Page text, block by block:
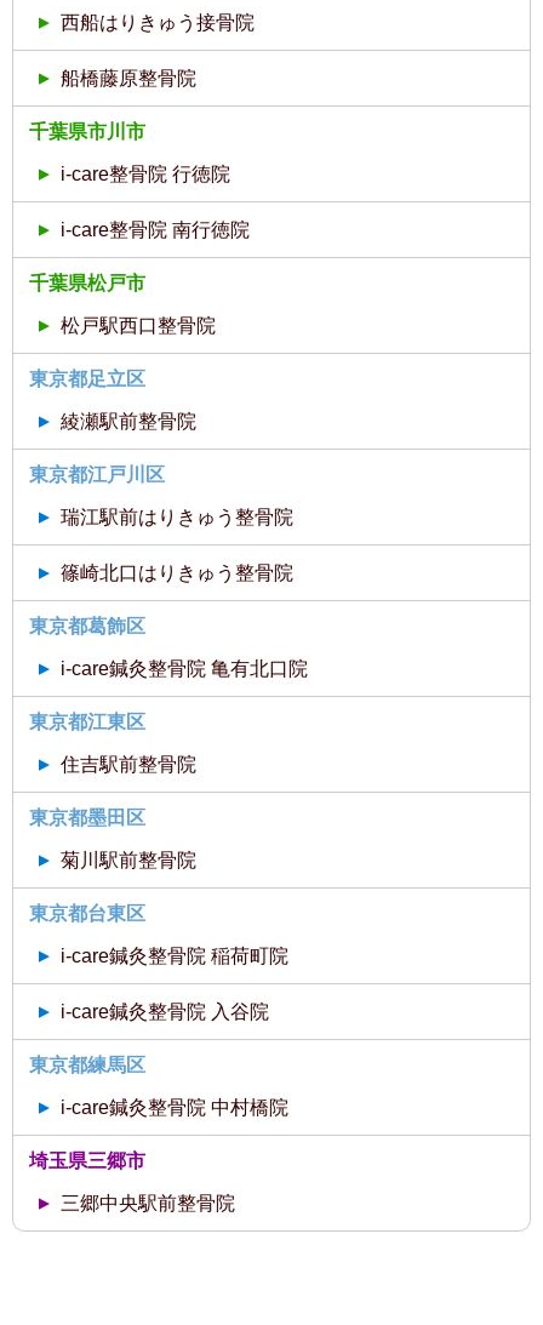
西船はりきゅう接骨院
船橋藤原整骨院
千葉県市川市
i-care整骨院 行徳院
i-care整骨院 南行徳院
千葉県松戸市
松戸駅西口整骨院
東京都足立区
綾瀬駅前整骨院
東京都江戸川区
瑞江駅前はりきゅう整骨院
篠崎北口はりきゅう整骨院
東京都葛飾区
i-care鍼灸整骨院 亀有北口院
東京都江東区
住吉駅前整骨院
東京都墨田区
菊川駅前整骨院
東京都台東区
i-care鍼灸整骨院 稲荷町院
i-care鍼灸整骨院 入谷院
東京都練馬区
i-care鍼灸整骨院 中村橋院
埼玉県三郷市
三郷中央駅前整骨院